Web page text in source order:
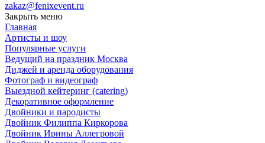
zakaz@fenixevent.ru
Закрыть меню
Главная
Артисты и шоу
Популярные услуги
Ведущий на праздник Москва
Диджей и аренда оборудования
Фотограф и видеограф
Выездной кейтеринг (catering)
Декоративное оформление
Двойники и пародисты
Двойник Филиппа Киркорова
Двойник Ирины Аллегровой